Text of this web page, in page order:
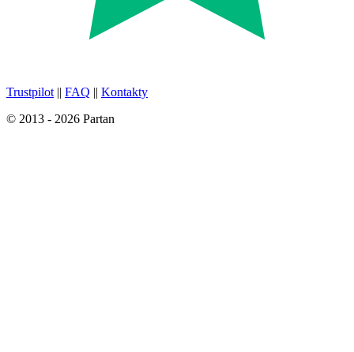
Trustpilot || FAQ || Kontakty
© 2013 - 2026 Partan